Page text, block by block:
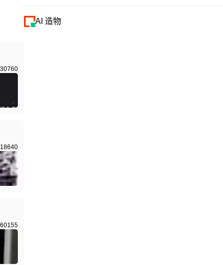
AI 造物
30760
18640
60155